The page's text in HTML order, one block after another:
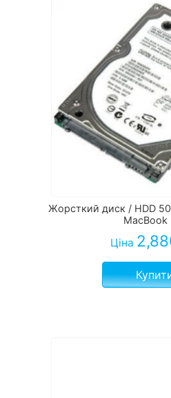
Жорсткий диск / HDD
MacBook
Ціна